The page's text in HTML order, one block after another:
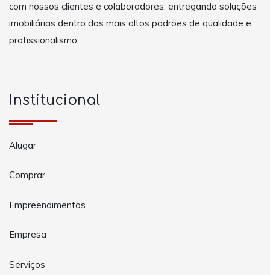
com nossos clientes e colaboradores, entregando soluções
imobiliárias dentro dos mais altos padrões de qualidade e
profissionalismo.
Institucional
Alugar
Comprar
Empreendimentos
Empresa
Serviços